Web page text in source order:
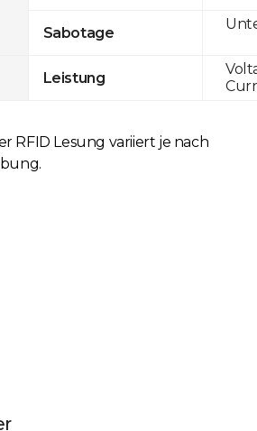
Sabotage
Leistung
RFID Lesung variiert je nach